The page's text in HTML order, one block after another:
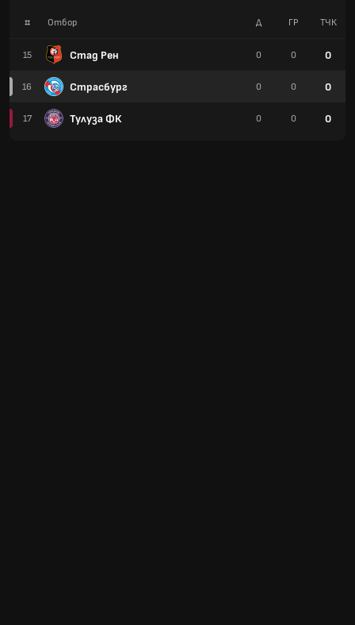
# Отбор
15 Стад Рен
16 Страсбург
17 Тулуза ФК
Д ГР TЧК
0 0 0
0 0 0
0 0 0